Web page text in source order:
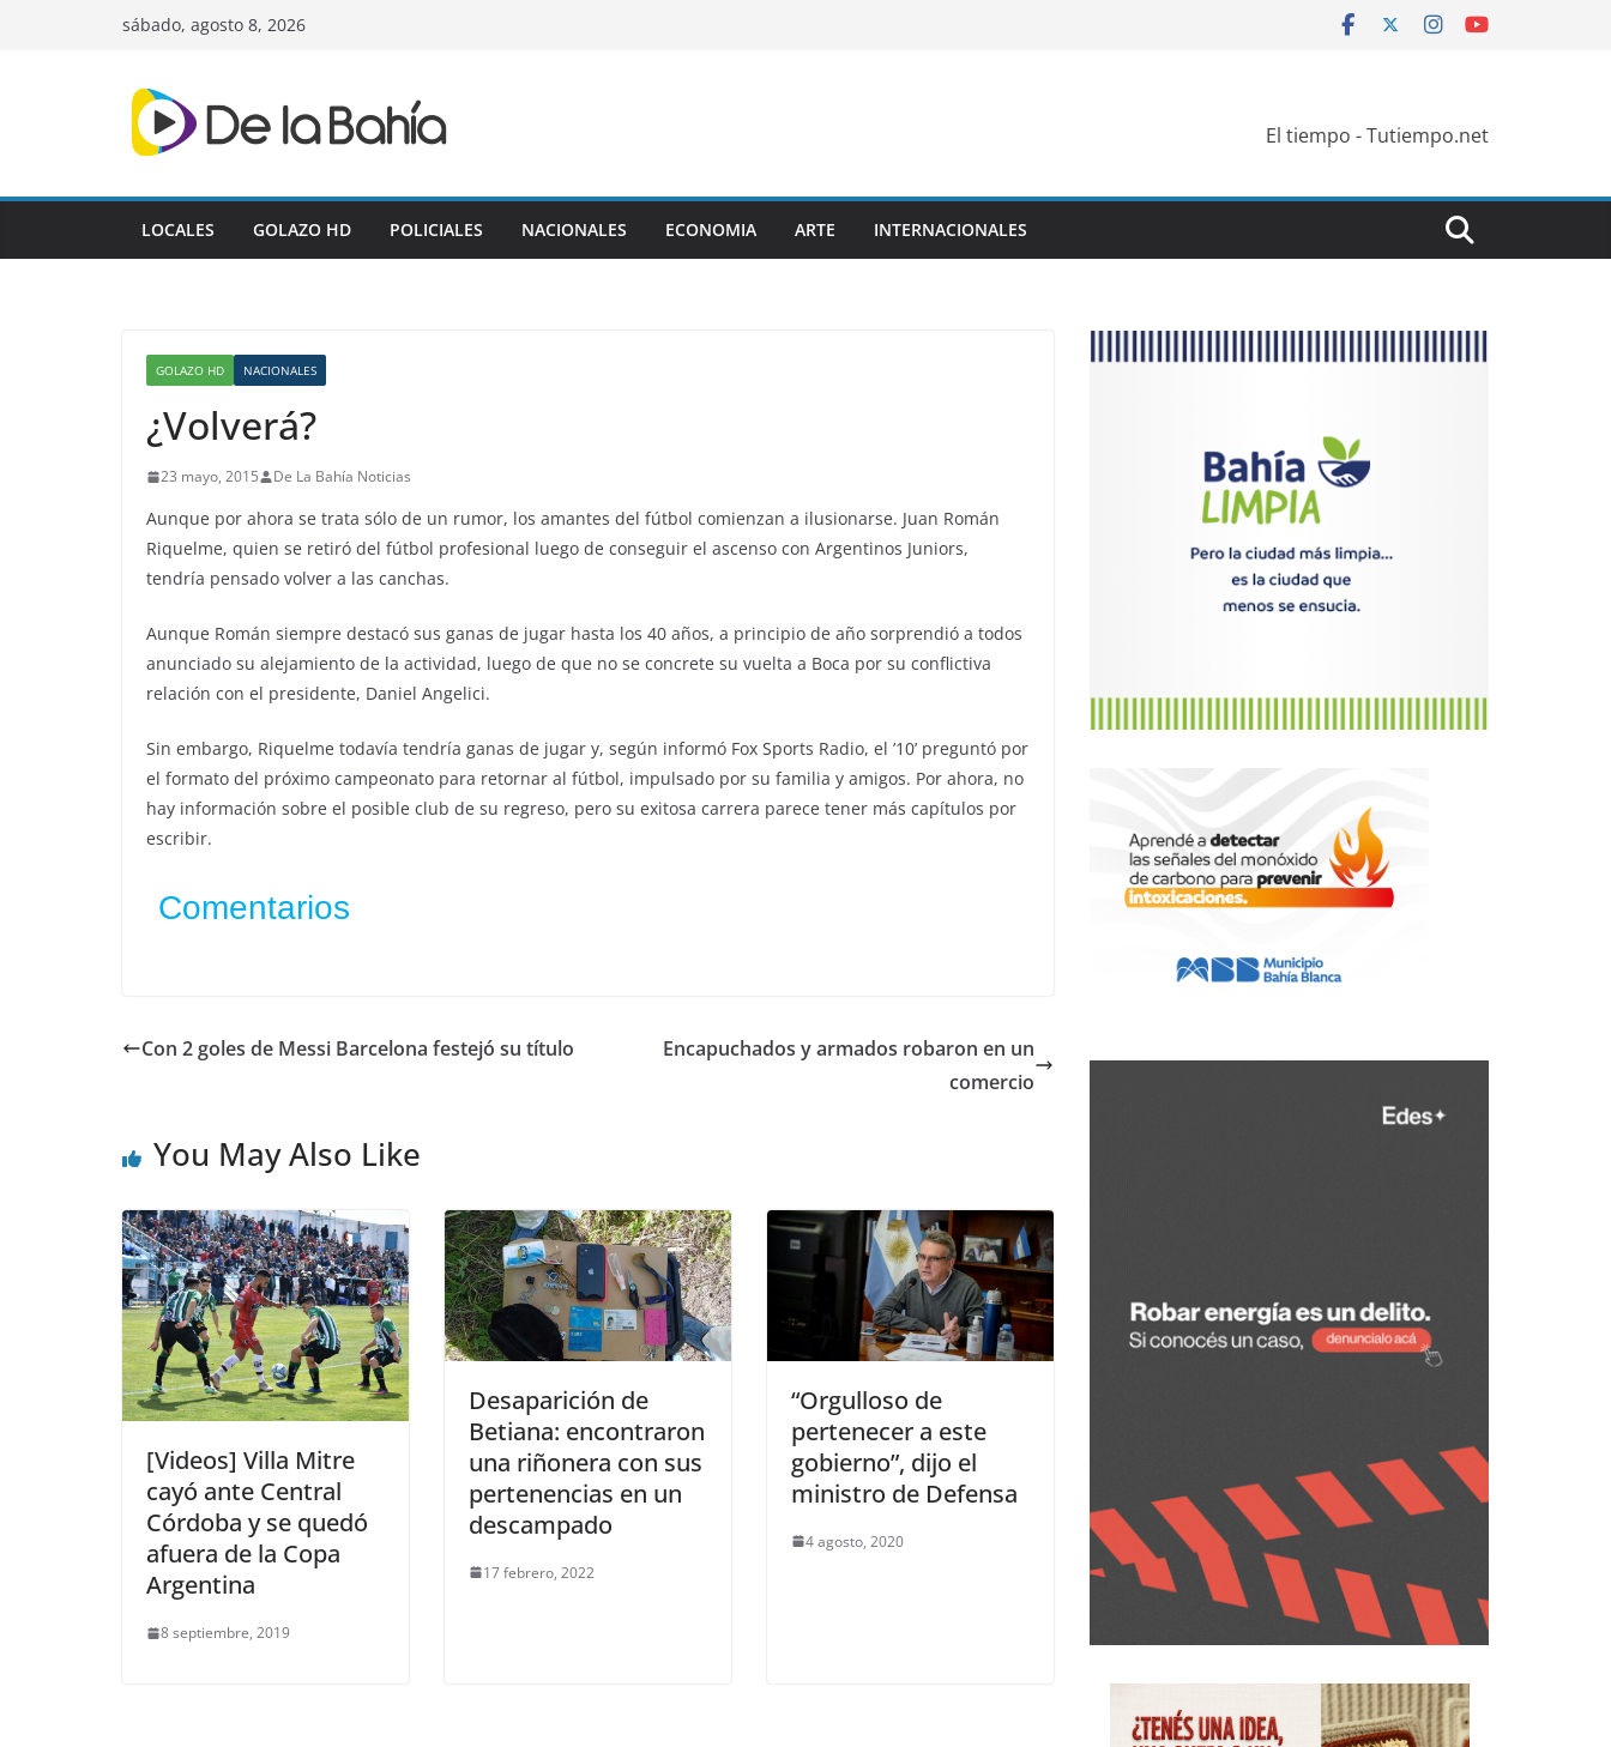
sábado, agosto 8, 2026
El tiempo - Tutiempo.net
LOCALES GOLAZO HD POLICIALES NACIONALES ECONOMIA ARTE INTERNACIONALES
GOLAZO HD NACIONALES
¿Volverá?
23 mayo, 2015 De La Bahía Noticias
Aunque por ahora se trata sólo de un rumor, los amantes del fútbol comienzan a ilusionarse. Juan Román
Riquelme, quien se retiró del fútbol profesional luego de conseguir el ascenso con Argentinos Juniors,
tendría pensado volver a las canchas.
Aunque Román siempre destacó sus ganas de jugar hasta los 40 años, a principio de año sorprendió a todos
anunciado su alejamiento de la actividad, luego de que no se concrete su vuelta a Boca por su conflictiva
relación con el presidente, Daniel Angelici.
Sin embargo, Riquelme todavía tendría ganas de jugar y, según informó Fox Sports Radio, el ’10’ preguntó por
el formato del próximo campeonato para retornar al fútbol, impulsado por su familia y amigos. Por ahora, no
hay información sobre el posible club de su regreso, pero su exitosa carrera parece tener más capítulos por
escribir.
Comentarios
Con 2 goles de Messi Barcelona festejó su título
Encapuchados y armados robaron en un
comercio
You May Also Like
[Videos] Villa Mitre
cayó ante Central
Córdoba y se quedó
afuera de la Copa
Argentina
8 septiembre, 2019
Desaparición de
Betiana: encontraron
una riñonera con sus
pertenencias en un
descampado
17 febrero, 2022
“Orgulloso de
pertenecer a este
gobierno”, dijo el
ministro de Defensa
4 agosto, 2020